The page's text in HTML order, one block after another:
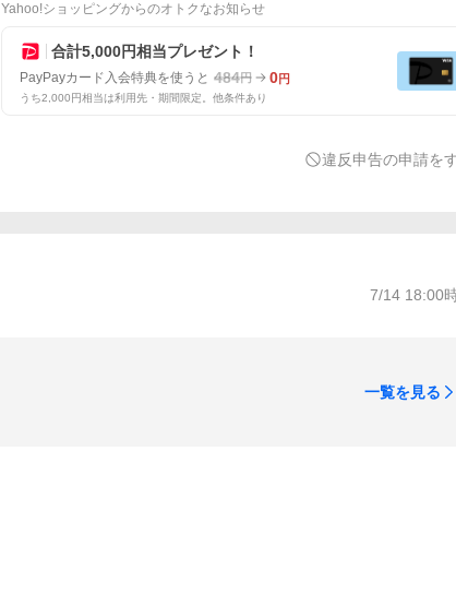
Yahoo!ショッピングからのオトクなお知らせ
合計5,000円相当プレゼント！
PayPayカード入会特典を使うと 484円 0円
うち2,000円相当は利用先・期間限定。他条件あり
違反申告の申請を
7/14 18:00
一覧を見る